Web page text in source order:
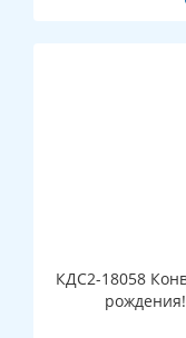
КДС2-18058